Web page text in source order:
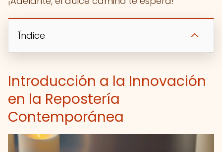
Índice
Introducción a la Innovación
en la Repostería
Contemporánea